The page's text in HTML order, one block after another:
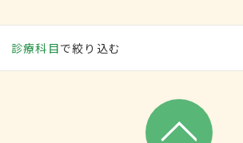
診療科目で絞り込む